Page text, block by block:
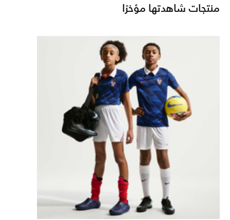
منتجات شاهدتها مؤخرًا